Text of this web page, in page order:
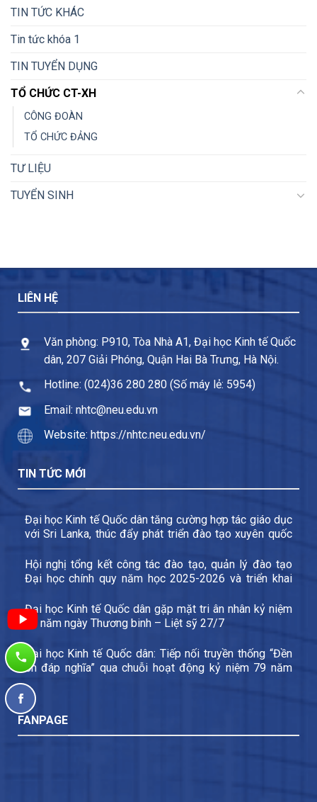
TIN TỨC KHÁC
Tin tức khóa 1
TIN TUYỂN DỤNG
TỔ CHỨC CT-XH
CÔNG ĐOÀN
TỔ CHỨC ĐẢNG
TƯ LIỆU
TUYỂN SINH
LIÊN HỆ
Văn phòng: P910, Tòa Nhà A1, Đại học Kinh tế Quốc
dân, 207 Giải Phóng, Quận Hai Bà Trưng, Hà Nội.
Hotline: (024)36 280 280 (Số máy lẻ: 5954)
Email: nhtc@neu.edu.vn
Website: https://nhtc.neu.edu.vn/
TIN TỨC MỚI
Đại học Kinh tế Quốc dân tăng cường hợp tác giáo dục
với Sri Lanka, thúc đẩy phát triển đào tạo xuyên quốc
Hội nghị tổng kết công tác đào tạo, quản lý đào tạo
Đại học chính quy năm học 2025-2026 và triển khai
Đại học Kinh tế Quốc dân gặp mặt tri ân nhân kỷ niệm
79 năm ngày Thương binh – Liệt sỹ 27/7
Đại học Kinh tế Quốc dân: Tiếp nối truyền thống “Đền
ơn đáp nghĩa” qua chuỗi hoạt động kỷ niệm 79 năm
Ngày Thương binh – Liệt sĩ
FANPAGE